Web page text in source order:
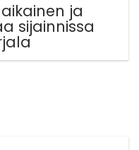
ja
sijainnissa